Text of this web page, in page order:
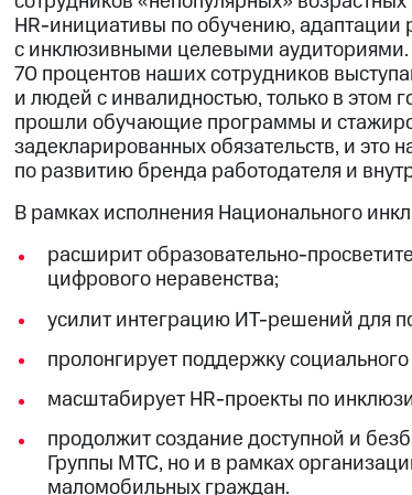
HR-инициативы по обучению, адаптации
с инклюзивными целевыми аудиториями.
70 процентов наших сотрудников
и людей с инвалидностью, только в этом
прошли обучающие программы и
задекларированных обязательств, и
по развитию бренда работодателя и
В рамках исполнения Национального
расширит образовательно-
цифрового неравенства;
усилит интеграциюИТ-решенийдля
пролонгирует поддержку
масштабируетHR-проекты по
продолжит создание доступной и
Группы МТС, но и в рамках
маломобильных граждан.